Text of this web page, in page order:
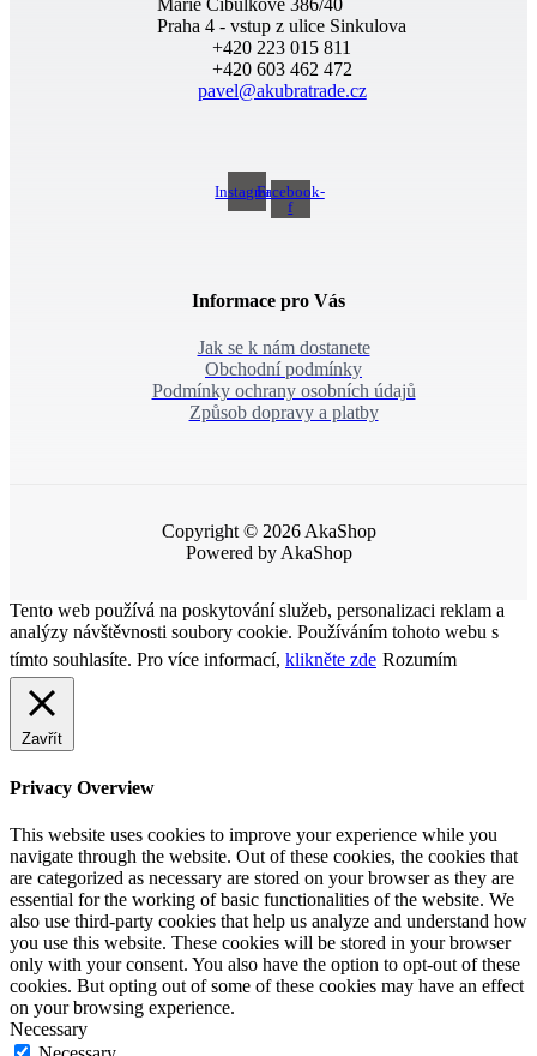
Marie Cibulkové 386/40
Praha 4 - vstup z ulice Sinkulova
+420 223 015 811
+420 603 462 472
pavel@akubratrade.cz
InstagramFacebook-
f
Informace pro Vás
Jak se k nám dostanete
Obchodní podmínky
Podmínky ochrany osobních údajů
Způsob dopravy a platby
Copyright © 2026 AkaShop
Powered by AkaShop
Tento web používá na poskytování služeb, personalizaci reklam a
analýzy návštěvnosti soubory cookie. Používáním tohoto webu s
tímto souhlasíte. Pro více informací, klikněte zde Rozumím
Zavřít
Privacy Overview
This website uses cookies to improve your experience while you
navigate through the website. Out of these cookies, the cookies that
are categorized as necessary are stored on your browser as they are
essential for the working of basic functionalities of the website. We
also use third-party cookies that help us analyze and understand how
you use this website. These cookies will be stored in your browser
only with your consent. You also have the option to opt-out of these
cookies. But opting out of some of these cookies may have an effect
on your browsing experience.
Necessary